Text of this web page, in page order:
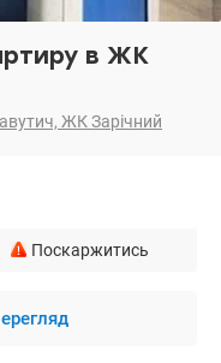
в ЖК
ЖК Зарічний
Поскаржитись